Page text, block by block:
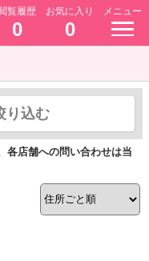
覧履歴
0
お気に入り
0
メニュー
り込む
各店舗への問い合わせは当